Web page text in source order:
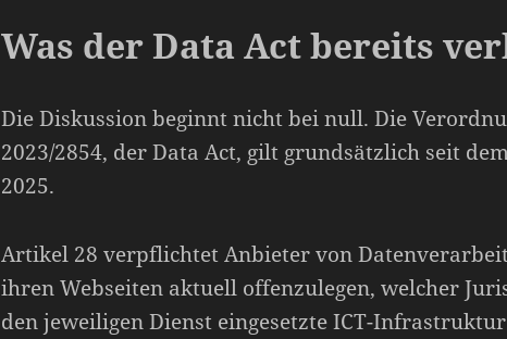
Was der Data Act bereits
Die Diskussion beginnt nicht bei null. Die
2023/2854, der Data Act, gilt grundsätzlich seit
2025.
Artikel 28 verpflichtet Anbieter von
ihren Webseiten aktuell offenzulegen, welcher
den jeweiligen Dienst eingesetzte ICT-